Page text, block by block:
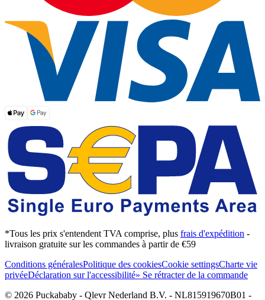
*Tous les prix s'entendent TVA comprise, plus frais d'expédition -
livraison gratuite sur les commandes à partir de €59
Conditions généralesPolitique des cookiesCookie settingsCharte vie
privéeDéclaration sur l'accessibilité» Se rétracter de la commande
© 2026 Puckababy - Qlevr Nederland B.V. - NL815919670B01 -